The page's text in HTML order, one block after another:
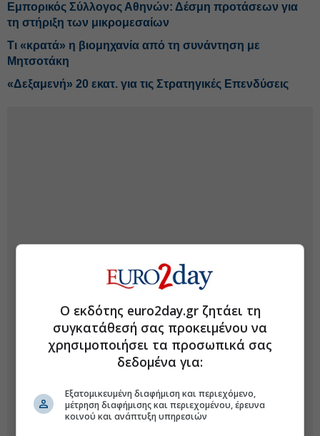
Εμπορικός Σύλλογος Αθηνών: Δέσμη προτάσεων για
τη στήριξη των μικρομεσαίων
Τι «κρατά» η βιομηχανία από τη συνάντηση με
Μητσοτάκη
«Δεξαμενή» 20 εκατ. για τις Στρατηγικές Επενδύσεις
Ο εκδότης euro2day.gr ζητάει τη
συγκατάθεσή σας προκειμένου να
χρησιμοποιήσει τα προσωπικά σας
δεδομένα για:
Εξατομικευμένη διαφήμιση και περιεχόμενο,
μέτρηση διαφήμισης και περιεχομένου, έρευνα
κοινού και ανάπτυξη υπηρεσιών